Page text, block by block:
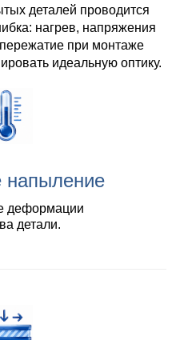
деталей проводится
нагрев, напряжения
при монтаже
идеальную оптику.
напыление
деформации
детали.